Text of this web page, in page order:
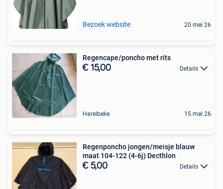
Bezoek website 20 mei 26
Regencape/poncho met rits
€ 15,00 Details
Harelbeke 15 mei 26
Regenponcho jongen/meisje blauw
maat 104-122 (4-6j) Decthlon
€ 5,00 Details